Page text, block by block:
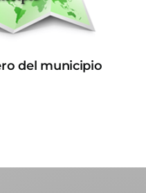
del municipio